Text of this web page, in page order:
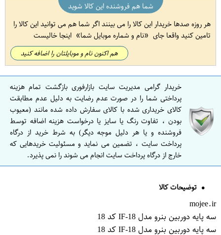
شما هم فروشنده این کالا شوید
هر روزه صدها خریدار این کالا را می بینند اگر شما هم می توانید این کالا را
تامین کنید واقعا جای
نام و شماره موبایل شما اینجا خالیست
هم اکنون نام و موبایلتان را اضافه کنید
خریدار گرامی مدیریت سایت بازارفوری بازگشت تمام هزینه
پرداختی شما را در صورت عدم رضایت به دلیل عدم مطابقت
کالای خریداری شده با کالای سفارش داده شده مانند (معیوب
بودن ، تفاوت رنگ یا سایز یا درخواست هزینه اضافه توسط
فروشنده و یا هر دلیل موجه دیگر) به شرط خرید از درگاه
پرداخت سایت ، تضمین می نماید و مسئولیت خریدهایی که
خارج از درگاه پرداخت سایت انجام می شوند را نمی پذیرد.
توضیحات کالا
mojee.ir
سه پایه دوربین بنرو مدل IF-18 کد 18
سه پایه دوربین بنرو مدل IF-18 کد 18